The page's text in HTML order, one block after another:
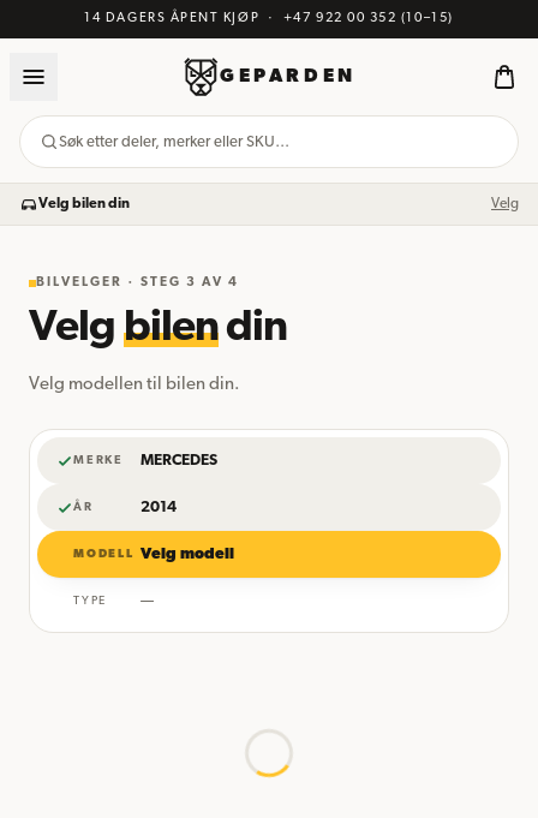
14 DAGERS ÅPENT KJØP · +47 922 00 352 (10–15)
GEPARDEN
Søk etter deler, merker eller SKU…
Velg bilen din Velg
BILVELGER · STEG 3 AV 4
Velg bilendin
Velg modellen til bilen din.
MERKE MERCEDES
ÅR 2014
MODELL Velg modell
TYPE —